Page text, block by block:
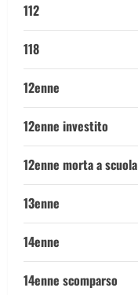
112
118
12enne
12enne investito
12enne morta a scuola
13enne
14enne
14enne scomparso